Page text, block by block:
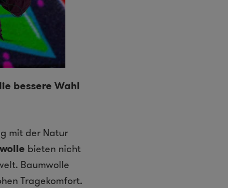
bessere Wahl
mit der Natur
bieten nicht
Baumwolle
Tragekomfort.